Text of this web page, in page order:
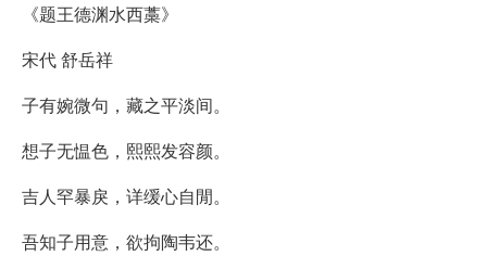
《题王德渊水西藁》
宋代 舒岳祥
子有婉微句，藏之平淡间。
想子无愠色，熙熙发容颜。
吉人罕暴戾，详缓心自閒。
吾知子用意，欲拘陶韦还。